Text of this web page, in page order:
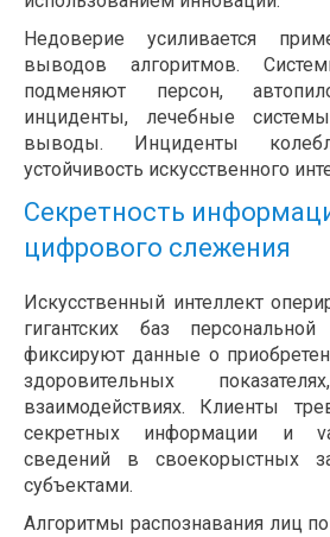
Недоверие усиливается
выводов алгоритмов.
подменяют персон,
инциденты, лечебные
выводы. Инциденты
устойчивость искусственного
Секретность
цифрового слежения
Искусственный интеллект
гигантских баз
фиксируют данные о
здоровительных
взаимодействиях. Клиенты
секретных информации и
сведений в своекорыстных
субъектами.
Алгоритмы распознавания лиц